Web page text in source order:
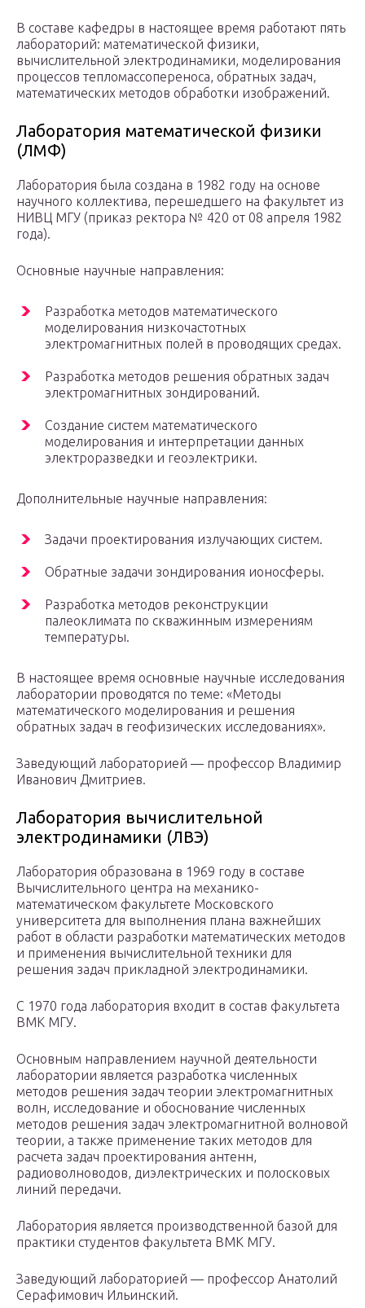
В составе кафедры в настоящее время работают пять
лабораторий: математической физики,
вычислительной электродинамики, моделирования
процессов тепломассопереноса, обратных задач,
математических методов обработки изображений.
Лаборатория математической физики
(ЛМФ)
Лаборатория была создана в 1982 году на основе
научного коллектива, перешедшего на факультет из
НИВЦ МГУ (приказ ректора № 420 от 08 апреля 1982
года).
Основные научные направления:
Разработка методов математического
моделирования низкочастотных
электромагнитных полей в проводящих средах.
Разработка методов решения обратных задач
электромагнитных зондирований.
Создание систем математического
моделирования и интерпретации данных
электроразведки и геоэлектрики.
Дополнительные научные направления:
Задачи проектирования излучающих систем.
Обратные задачи зондирования ионосферы.
Разработка методов реконструкции
палеоклимата по скважинным измерениям
температуры.
В настоящее время основные научные исследования
лаборатории проводятся по теме: «Методы
математического моделирования и решения
обратных задач в геофизических исследованиях».
Заведующий лабораторией — профессор Владимир
Иванович Дмитриев.
Лаборатория вычислительной
электродинамики (ЛВЭ)
Лаборатория образована в 1969 году в составе
Вычислительного центра на механико-
математическом факультете Московского
университета для выполнения плана важнейших
работ в области разработки математических методов
и применения вычислительной техники для
решения задач прикладной электродинамики.
С 1970 года лаборатория входит в состав факультета
ВМК МГУ.
Основным направлением научной деятельности
лаборатории является разработка численных
методов решения задач теории электромагнитных
волн, исследование и обоснование численных
методов решения задач электромагнитной волновой
теории, а также применение таких методов для
расчета задач проектирования антенн,
радиоволноводов, диэлектрических и полосковых
линий передачи.
Лаборатория является производственной базой для
практики студентов факультета ВМК МГУ.
Заведующий лабораторией — профессор Анатолий
Серафимович Ильинский.